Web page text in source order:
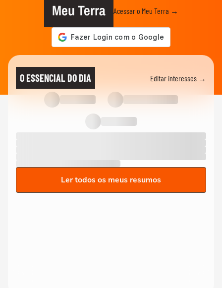
Meu Terra Acessar o Meu Terra →
O ESSENCIAL DO DIA Editar interesses →
Ler todos os meus resumos